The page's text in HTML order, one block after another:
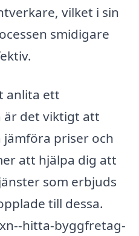
vilket i sin
smidigare
anlita ett
är det viktigt att
priser och
att hjälpa dig att
som erbjuds
till dessa.
hitta-byggfretag-